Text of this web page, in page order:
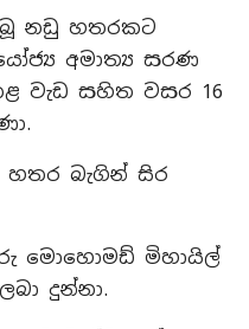
නඩු හතරකට
අමාත්‍ය සරණ
වැඩ සහිත වසර 16
බැගින් සිර
මොහොමඩ් මිහායිල්
දුන්නා.